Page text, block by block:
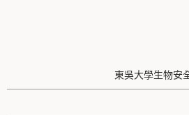
東吳大學生物安